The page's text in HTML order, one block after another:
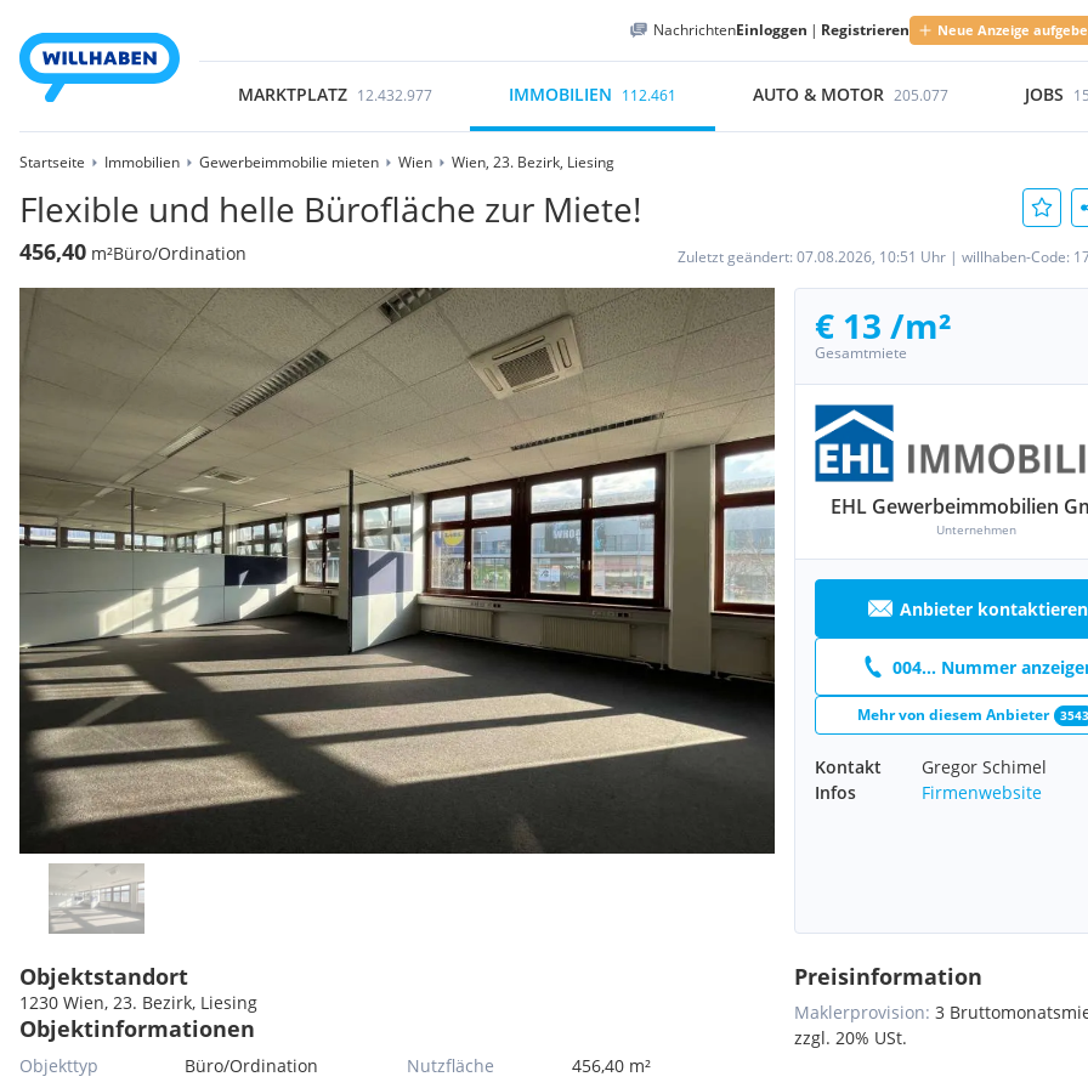
NachrichtenEinloggen | Registrieren Neue Anzeige
MARKTPLATZ 12.432.977 IMMOBILIEN 112.461 AUTO & MOTOR 205.077 JOBS
Startseite Immobilien Gewerbeimmobilie mieten Wien Wien, 23. Bezirk, Liesing
Flexible und helle Bürofläche zur Miete!
456,40 m²Büro/Ordination Zuletzt geändert: 07.08.2026, 10:51 Uhr | willhaben-Code:
€ 13 /m²
Gesamtmiete
EHL Gewerbeimmobilien
Unternehmen
Anbieter kontaktieren
004... Nummer
Mehr von diesem Anbieter 3543
Kontakt
Gregor Schimel
Infos
Firmenwebsite
Objektstandort
1230 Wien, 23. Bezirk, Liesing
Objektinformationen
Objekttyp
Büro/Ordination
Nutzfläche
456,40 m²
Preisinformation
Maklerprovision: 3
zzgl. 20% USt.